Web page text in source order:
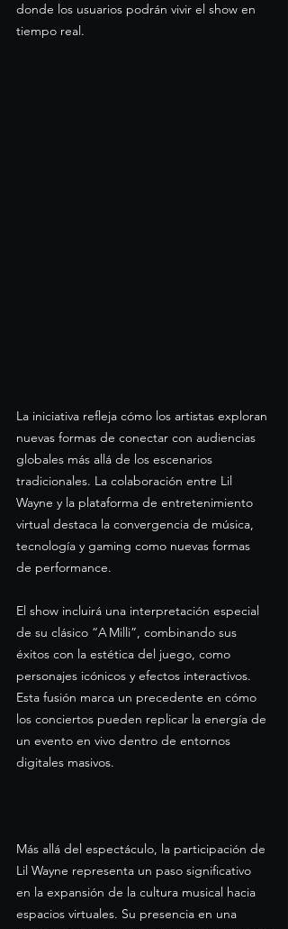
donde los usuarios podrán vivir el show en
tiempo real.
La iniciativa refleja cómo los artistas exploran
nuevas formas de conectar con audiencias
globales más allá de los escenarios
tradicionales. La colaboración entre Lil
Wayne y la plataforma de entretenimiento
virtual destaca la convergencia de música,
tecnología y gaming como nuevas formas
de performance.
El show incluirá una interpretación especial
de su clásico “A Milli”, combinando sus
éxitos con la estética del juego, como
personajes icónicos y efectos interactivos.
Esta fusión marca un precedente en cómo
los conciertos pueden replicar la energía de
un evento en vivo dentro de entornos
digitales masivos.
Más allá del espectáculo, la participación de
Lil Wayne representa un paso significativo
en la expansión de la cultura musical hacia
espacios virtuales. Su presencia en una